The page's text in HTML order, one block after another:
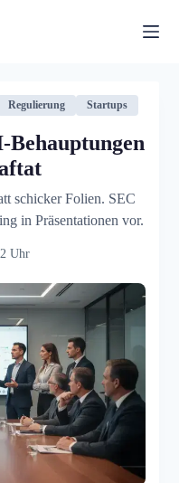
Regulierung Startups
schicker Folien. SEC
in Präsentationen vor.
Uhr